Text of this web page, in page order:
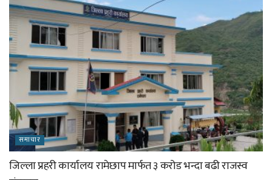
समाचार
जिल्ला प्रहरी कार्यालय रामेछाप मार्फत ३ करोड भन्दा बढी राजस्व